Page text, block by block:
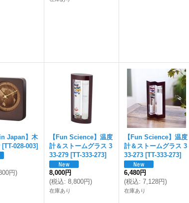
in Japan】木
[TT-028-003]
円)
【Fun Science】温度
計＆ストームグラス 3
33-279 [TT-333-273]
8,000円
(税込: 8,800円)
在庫あり
【Fun Science】温度
計＆ストームグラス 3
33-273 [TT-333-273]
6,480円
(税込: 7,128円)
在庫あり